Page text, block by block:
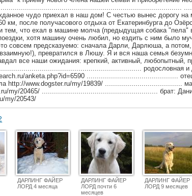
.........................................................................................
чудо приехал в наш дом! С честью вынес дорогу на
км, после получасового отдыха от Екатеринбурга до
тем, что ехал в машине молча (предыдущая собака "пела"
хотя машину очень любил, но ездить с ним было
совсем предсказуемо: сначала Дарли, Дарлюша, а потом,
превратился в Люшу. Я и вся наша семья
все наши ожидания: крепкий, активный, любопытный,
родословная и
anketa.php?id=6590 .............................................
http://www.dogster.ru/my/19839/ ......................................
my/20465/ ......................................................... брат:
my/20543/
ДАРЛИНГ ФАЙЕР
ЛОРД 4 месяца
ДАРЛИНГ ФАЙЕР
ЛОРД почти 6
месяцев
ДАРЛИНГ ФАЙЕР
ЛОРД 9 месяцев